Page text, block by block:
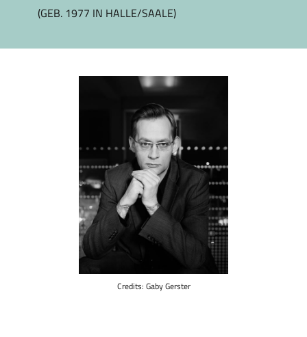
(GEB. 1977 IN HALLE/SAALE)
Credits: Gaby Gerster